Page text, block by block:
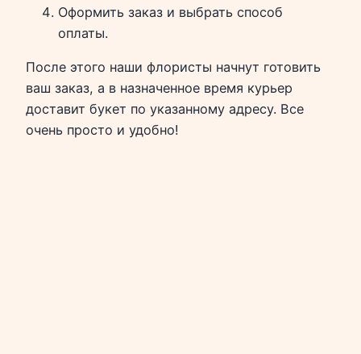
Оформить заказ и выбрать способ
оплаты.
После этого наши флористы начнут готовить
ваш заказ, а в назначенное время курьер
доставит букет по указанному адресу. Все
очень просто и удобно!